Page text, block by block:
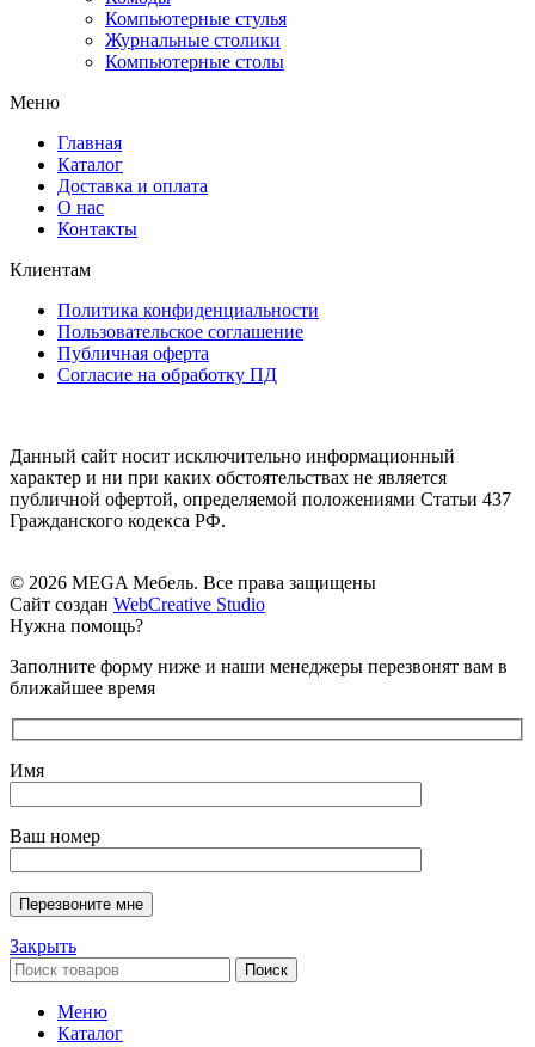
Компьютерные стулья
Журнальные столики
Компьютерные столы
Меню
Главная
Каталог
Доставка и оплата
О нас
Контакты
Клиентам
Политика конфиденциальности
Пользовательское соглашение
Публичная оферта
Согласие на обработку ПД
Данный сайт носит исключительно информационный
характер и ни при каких обстоятельствах не является
публичной офертой, определяемой положениями Статьи 437
Гражданского кодекса РФ.
© 2026 MEGA Мебель. Все права защищены
Сайт создан WebCreative Studio
Нужна помощь?
Заполните форму ниже и наши менеджеры перезвонят вам в
ближайшее время
Имя
Ваш номер
Закрыть
Поиск
Меню
Каталог